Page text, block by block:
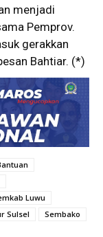
menjadi
Pemprov.
gerakkan
Bahtiar. (*)
Luwu
Sulsel
Sembako